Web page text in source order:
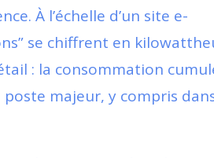
À l’échelle d’un site e-
se chiffrent en
: la consommation
majeur, y compris